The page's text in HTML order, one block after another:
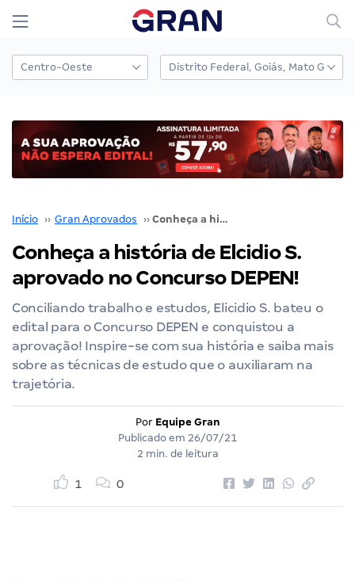
Início ›› Gran Aprovados ›› Conheça a história de Elcidio S. aprovado no Concurso DEPEN!
Conheça a história de Elcidio S.
aprovado no Concurso DEPEN!
Conciliando trabalho e estudos, Elicidio S. bateu o
edital para o Concurso DEPEN e conquistou a
aprovação! Inspire-se com sua história e saiba mais
sobre as técnicas de estudo que o auxiliaram na
trajetória.
Por Equipe Gran
Publicado em 26/07/21
2 min. de leitura
1 0